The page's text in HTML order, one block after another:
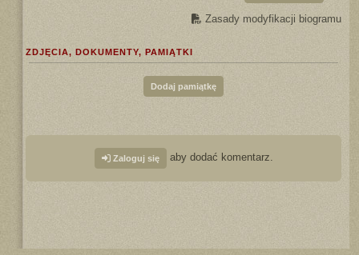
Zasady modyfikacji biogramu
ZDJĘCIA, DOKUMENTY, PAMIĄTKI
Dodaj pamiątkę
Zaloguj się aby dodać komentarz.